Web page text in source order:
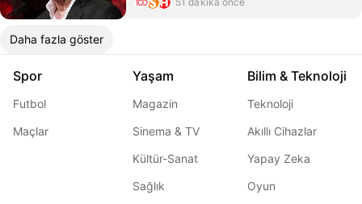
Daha fazla göster
Spor
Futbol
Maçlar
Yaşam
Magazin
Sinema & TV
Kültür-Sanat
Sağlık
Bilim & Teknoloji
Teknoloji
Akıllı Cihazlar
Yapay Zeka
Oyun